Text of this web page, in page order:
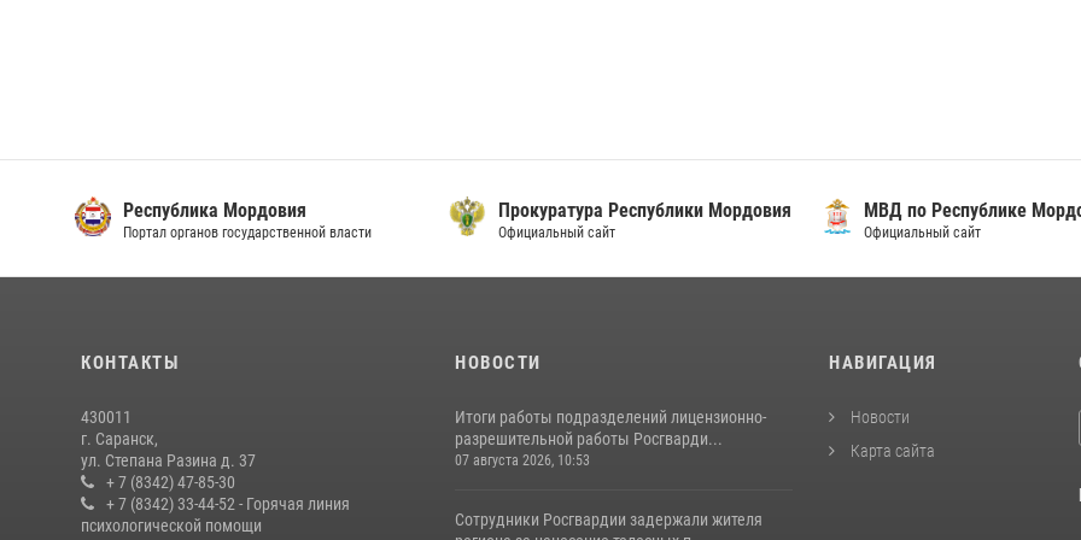
Республика Мордовия
Портал органов государственной власти
Прокуратура Республики Мордовия
Официальный сайт
МВД по Республике
Официальный сайт
КОНТАКТЫ
430011
г. Саранск,
ул. Степана Разина д. 37
+ 7 (8342) 47-85-30
+ 7 (8342) 33-44-52 - Горячая линия
психологической помощи
НОВОСТИ
Итоги работы подразделений лицензионно-
разрешительной работы Росгварди...
07 августа 2026, 10:53
Сотрудники Росгвардии задержали жителя
НАВИГАЦИЯ
Новости
Карта сайта